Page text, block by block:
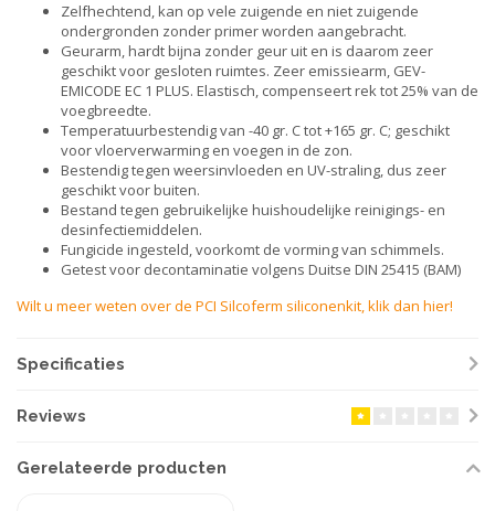
Zelfhechtend, kan op vele zuigende en niet zuigende
ondergronden zonder primer worden aangebracht.
Geurarm, hardt bijna zonder geur uit en is daarom zeer
geschikt voor gesloten ruimtes. Zeer emissiearm, GEV-
EMICODE EC 1 PLUS. Elastisch, compenseert rek tot 25% van de
voegbreedte.
Temperatuurbestendig van -40 gr. C tot +165 gr. C; geschikt
voor vloerverwarming en voegen in de zon.
Bestendig tegen weersinvloeden en UV-straling, dus zeer
geschikt voor buiten.
Bestand tegen gebruikelijke huishoudelijke reinigings- en
desinfectiemiddelen.
Fungicide ingesteld, voorkomt de vorming van schimmels.
Getest voor decontaminatie volgens Duitse DIN 25415 (BAM)
Wilt u meer weten over de PCI Silcoferm siliconenkit, klik dan hier!
Specificaties
Reviews
Gerelateerde producten